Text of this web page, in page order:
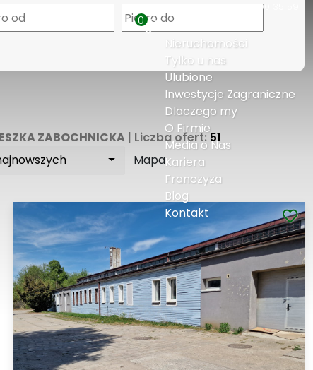
biuro@expresshouse.pl22 100 35 59
0
Nieruchomości
Tylko u nas
Ulubione
Inwestycje Zagraniczne
Dlaczego my
O Firmie
Media o Nas
Kariera
Franczyza
Blog
Kontakt
ZABOCHNICKA| Liczba ofert:51
Mapa